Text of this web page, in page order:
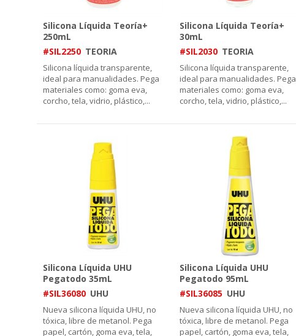
Silicona Líquida Teoría+
250mL
#SIL2250 TEORIA
Silicona líquida transparente,
ideal para manualidades. Pega
materiales como: goma eva,
corcho, tela, vidrio, plástico,...
Silicona Líquida Teoría+
30mL
#SIL2030 TEORIA
Silicona líquida transparente,
ideal para manualidades. Pega
materiales como: goma eva,
corcho, tela, vidrio, plástico,...
Silicona Líquida UHU
Pegatodo 35mL
#SIL36080 UHU
Nueva silicona líquida UHU, no
tóxica, libre de metanol. Pega
papel, cartón, goma eva, tela,
Silicona Líquida UHU
Pegatodo 95mL
#SIL36085 UHU
Nueva silicona líquida UHU, no
tóxica, libre de metanol. Pega
papel, cartón, goma eva, tela,